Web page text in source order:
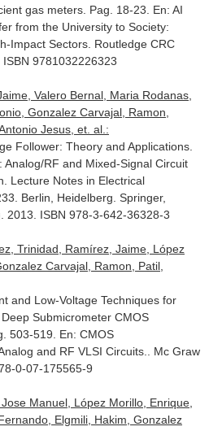
gas meters. Pag. 18-23. En: AI
from the University to Society:
Impact Sectors. Routledge CRC
9781032226323
Valero Bernal, Maria Rodanas,
Gonzalez Carvajal, Ramon,
Jesus, et. al.:
Follower: Theory and Applications.
Analog/RF and Mixed-Signal Circuit
Lecture Notes in Electrical
. Berlin, Heidelberg. Springer,
2013. ISBN 978-3-642-36328-3
Trinidad, Ramírez, Jaime, López
Carvajal, Ramon, Patil,
and Low-Voltage Techniques for
Submicrometer CMOS
503-519. En: CMOS
and RF VLSI Circuits.
. Mc Graw
0-07-175565-9
Manuel, López Morillo, Enrique,
Elgmili, Hakim, Gonzalez